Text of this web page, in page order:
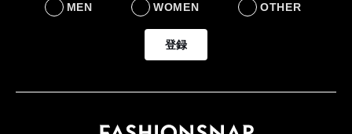
MEN WOMEN OTHER
登録